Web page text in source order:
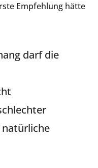
Empfehlung hätte
darf die
natürliche